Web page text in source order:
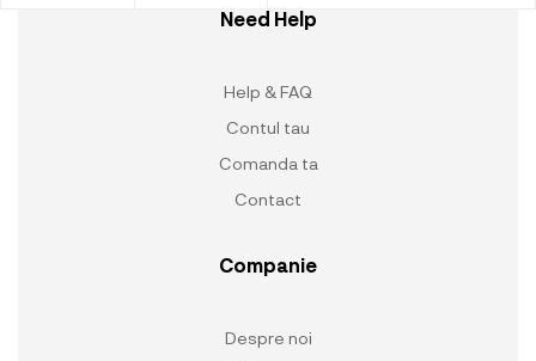
Need Help
Help & FAQ
Contul tau
Comanda ta
Contact
Companie
Despre noi